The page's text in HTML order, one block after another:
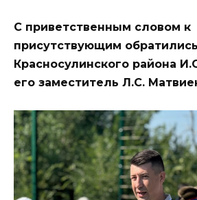
С приветственным словом к
присутствующим
Красносулинского района
его заместитель Л.С.